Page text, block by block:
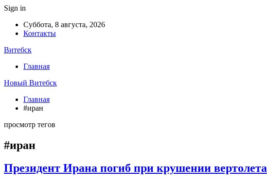
Sign in
Суббота, 8 августа, 2026
Контакты
Витебск
Главная
Новый Витебск
Главная
#иран
просмотр тегов
#иран
Президент Ирана погиб при крушении вертолета